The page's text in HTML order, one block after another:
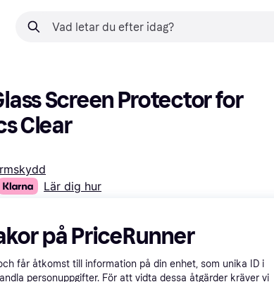
Screen Protector for
Clear
Lär dig hur
på PriceRunner
får åtkomst till information på din enhet, som unika ID i
personuppgifter. För att vidta dessa åtgärder kräver vi